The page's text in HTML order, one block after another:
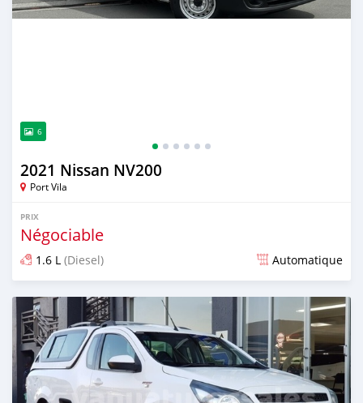
6
2021 Nissan NV200
Port Vila
PRIX
Négociable
1.6 L (Diesel) Automatique
Publié il y a environ 2 ans